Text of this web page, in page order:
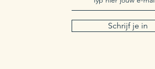
Schrijf je in